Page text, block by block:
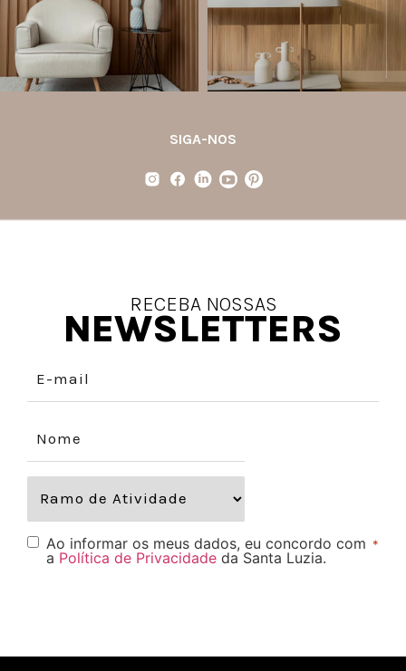
Jul 21
35 1
SIGA-NOS
RECEBA NOSSAS
NEWSLETTERS
Ao informar os meus dados, eu concordo com
a Política de Privacidade da Santa Luzia.
*